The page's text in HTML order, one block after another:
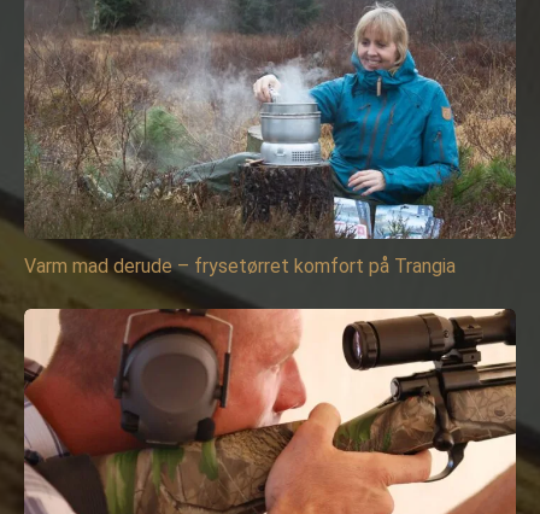
Varm mad derude – frysetørret komfort på Trangia